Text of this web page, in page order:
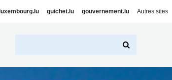
luxembourg.lu guichet.lu gouvernement.lu Autres sites